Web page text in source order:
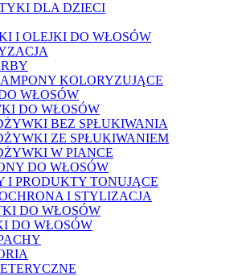
DLA DZIECI
I OLEJKI DO WŁOSÓW
KOLORYZUJĄCE
WŁOSÓW
DO WŁOSÓW
BEZ SPŁUKIWANIA
ZE SPŁUKIWANIEM
W PIANCE
DO WŁOSÓW
I PRODUKTY TONUJĄCE
I STYLIZACJA
DO WŁOSÓW
DO WŁOSÓW